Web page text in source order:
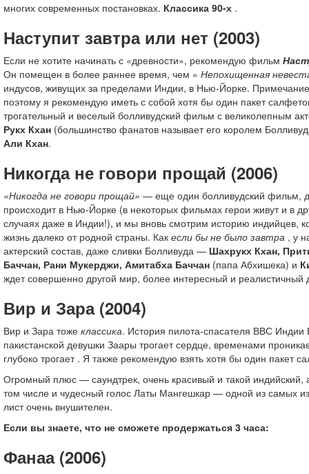
многих современных постановках. Классика 90-х .
Наступит завтра или нет (2003)
Если не хотите начинать с «древности», рекомендую фильм
Он помещен в более раннее время, чем « Непохищенная
индусов, живущих за пределами Индии, в Нью-Йорке.
поэтому я рекомендую иметь с собой хотя бы один пакет
трогательный и веселый болливудский фильм с великолепным
Рукх Кхан (большинство фанатов называет его королем
Али Кхан.
Никогда не говори прощай (2006)
«Никогда не говори прощай» — еще один болливудский фильм,
происходит в Нью-Йорке (в некоторых фильмах герои живут и в
случаях даже в Индии!), и мы вновь смотрим историю индийцев,
жизнь далеко от родной страны. Как если бы не было завтра , у
актерский состав, даже сливки Болливуда — Шахрукх Кхан,
Баччан, Рани Мукерджи, Амитабха Баччан (папа Абхишека) и
ждет совершенно другой мир, более интересный и реалистичный
Вир и Зара (2004)
Вир и Зара тоже классика. История пилота-спасателя ВВС Индии
пакистанской девушки Заары трогает сердце, временами
глубоко трогает . Я также рекомендую взять хотя бы один пакет
Огромный плюс — саундтрек, очень красивый и такой
том числе и чудесный голос Латы Мангешкар — одной из самых
лист очень внушителен.
Если вы знаете, что не сможете продержаться 3 часа:
Фанаа (2006)